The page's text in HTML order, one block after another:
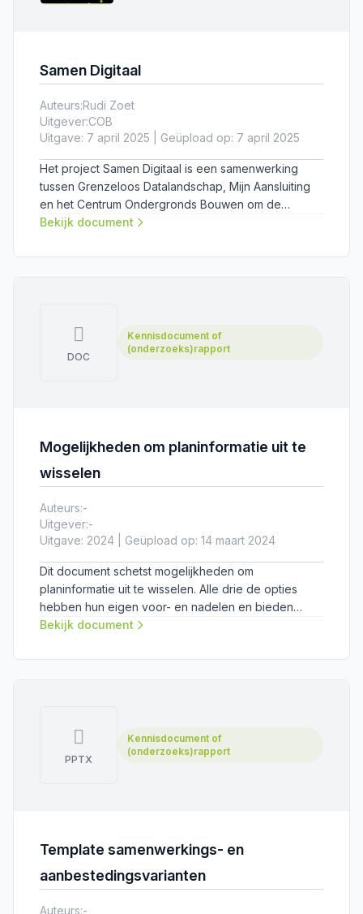
Samen Digitaal
Auteurs:Rudi Zoet
Uitgever:COB
Uitgave: 7 april 2025 | Geüpload op: 7 april 2025
Het project Samen Digitaal is een samenwerking
tussen Grenzeloos Datalandschap, Mijn Aansluiting
en het Centrum Ondergronds Bouwen om de
uitwisseling van plandata tussen publieke
vergemakkelijken en verbeteren.
Bekijk document
DOC
Kennisdocument of
(onderzoeks)rapport
Mogelijkheden om planinformatie uit te
wisselen
Auteurs:-
Uitgever:-
Uitgave: 2024 | Geüpload op: 14 maart 2024
Dit document schetst mogelijkheden om
planinformatie uit te wisselen. Alle drie de opties
hebben hun eigen voor- en nadelen en bieden
verschillende mogelijkheden. ​Dit document is een
de boven- en ondergrond: ontwikkelen en
Bekijk document
PPTX
Kennisdocument of
(onderzoeks)rapport
Template samenwerkings- en
aanbestedingsvarianten
Auteurs:-